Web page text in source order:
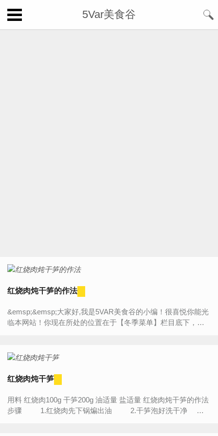
5Var美食谷
红烧肉炖干笋的作法
&emsp;&emsp;大家好,我是5VAR美食谷的小编！很喜悦你能光
临本网站！你现在所处的位置在于【冬季菜单】栏目底下，今
红烧肉炖干笋
用料 红烧肉100g 干笋200g 油适量 盐适量 红烧肉炖干笋的作法
步骤 1.红烧肉先下锅煸出油 2.干笋泡好洗干净